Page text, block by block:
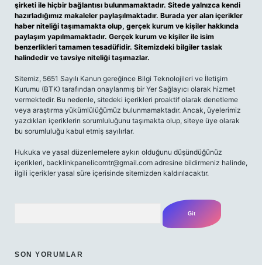
şirketi ile hiçbir bağlantısı bulunmamaktadır. Sitede yalnızca kendi
hazırladığımız makaleler paylaşılmaktadır. Burada yer alan içerikler
haber niteliği taşımamakta olup, gerçek kurum ve kişiler hakkında
paylaşım yapılmamaktadır. Gerçek kurum ve kişiler ile isim
benzerlikleri tamamen tesadüfidir. Sitemizdeki bilgiler taslak
halindedir ve tavsiye niteliği taşımazlar.
Sitemiz, 5651 Sayılı Kanun gereğince Bilgi Teknolojileri ve İletişim
Kurumu (BTK) tarafından onaylanmış bir Yer Sağlayıcı olarak hizmet
vermektedir. Bu nedenle, sitedeki içerikleri proaktif olarak denetleme
veya araştırma yükümlülüğümüz bulunmamaktadır. Ancak, üyelerimiz
yazdıkları içeriklerin sorumluluğunu taşımakta olup, siteye üye olarak
bu sorumluluğu kabul etmiş sayılırlar.
Hukuka ve yasal düzenlemelere aykırı olduğunu düşündüğünüz
içerikleri, backlinkpanelicomtr@gmail.com adresine bildirmeniz halinde,
ilgili içerikler yasal süre içerisinde sitemizden kaldırılacaktır.
SON YORUMLAR